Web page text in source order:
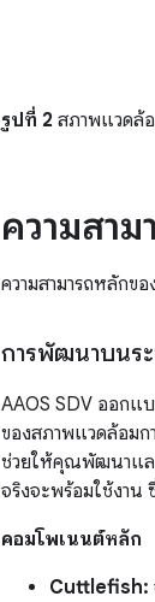
รูปที่ 2 สภาพแวดล้
ความสา
ความสามารถหลักข
การพัฒนาบนร
AAOS SDV ออกแ
ของสภาพแวดล้อมก
ช่วยให้คุณพัฒนาแล
จริงจะพร้อมใช้งาน
คอมโพเนนต์หลัก
Cuttlefish: